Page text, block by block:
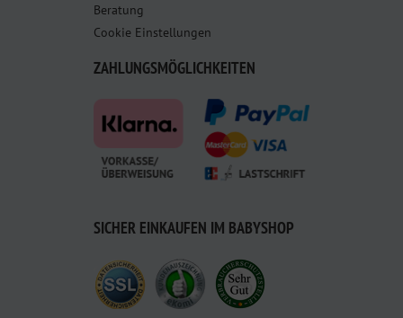
Beratung
Cookie Einstellungen
ZAHLUNGSMÖGLICHKEITEN
SICHER EINKAUFEN IM BABYSHOP